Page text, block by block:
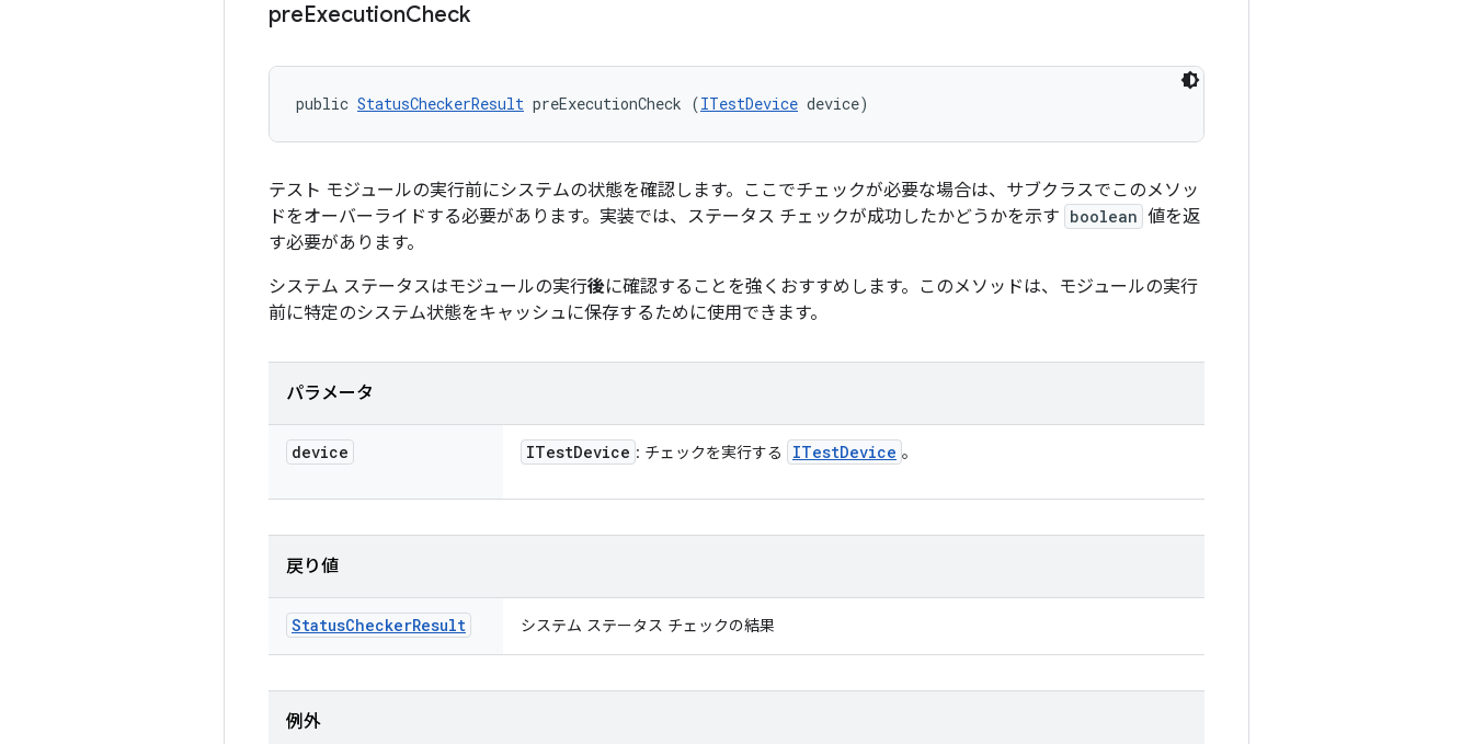
preExecutionCheck
public StatusCheckerResult preExecutionCheck (ITestDevice device)
テスト モジュールの実行前にシステムの状態を確認します。ここでチェックが必要な場合は、サブクラスでこのメソッ
ドをオーバーライドする必要があります。実装では、ステータス チェックが成功したかどうかを示す boolean 値を返
す必要があります。
システム ステータスはモジュールの実行後に確認することを強くおすすめします。このメソッドは、モジュールの実行
前に特定のシステム状態をキャッシュに保存するために使用できます。
パラメータ
device ITestDevice : チェックを実行する ITestDevice 。
戻り値
StatusCheckerResult システム ステータス チェックの結果
例外